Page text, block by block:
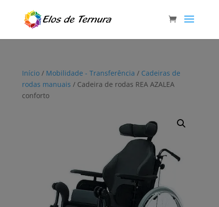
Início/ Mobilidade - Transferência / Cadeiras de
rodas manuais / Cadeira de rodas REA AZALEA
conforto